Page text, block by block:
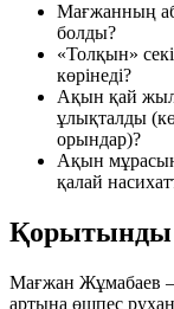
Мағжанның
болды?
«Толқын»
көрінеді?
Ақын қай
ұлықталды
орындар)?
Ақын
қалай
Қорытынды
Мағжан Жұмабаев
артына өшпес